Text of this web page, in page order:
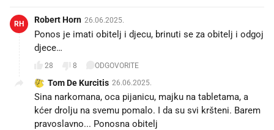
RH Robert Horn 26.06.2025.
Ponos je imati obitelj i djecu, brinuti se za obitelj i odgoj
djece…
28 8 ODGOVORITE
Tom De Kurcitis 26.06.2025.
Sina narkomana, oca pijanicu, majku na tabletama, a
kćer drolju na svemu pomalo. I da su svi kršteni. Barem
pravoslavno... Ponosna obitelj